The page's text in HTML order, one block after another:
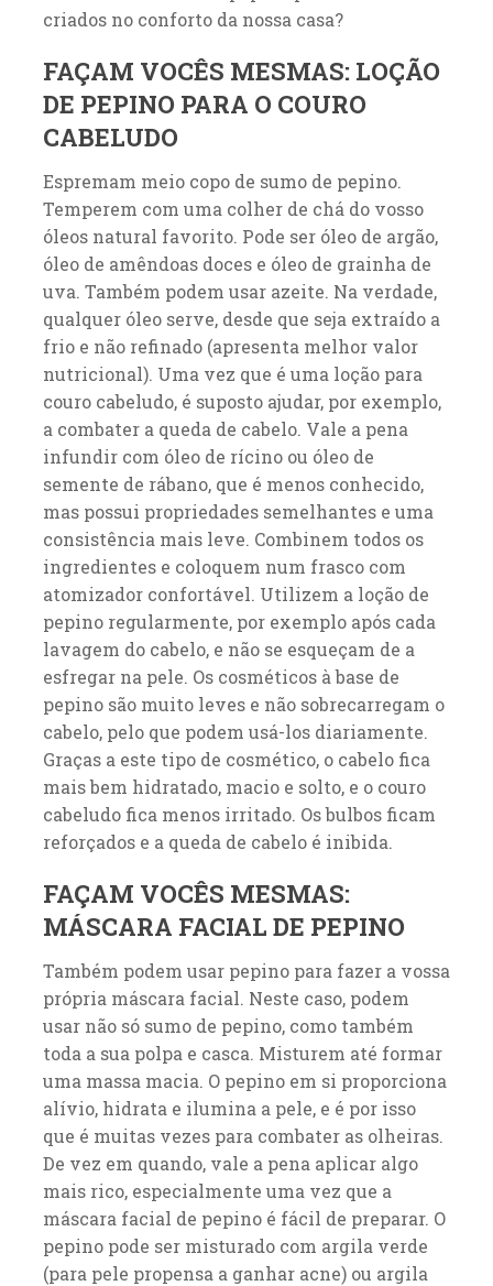
criados no conforto da nossa casa?
FAÇAM VOCÊS MESMAS: LOÇÃO
DE PEPINO PARA O COURO
CABELUDO
Espremam meio copo de sumo de pepino.
Temperem com uma colher de chá do vosso
óleos natural favorito. Pode ser óleo de argão,
óleo de amêndoas doces e óleo de grainha de
uva. Também podem usar azeite. Na verdade,
qualquer óleo serve, desde que seja extraído a
frio e não refinado (apresenta melhor valor
nutricional). Uma vez que é uma loção para
couro cabeludo, é suposto ajudar, por exemplo,
a combater a queda de cabelo. Vale a pena
infundir com óleo de rícino ou óleo de
semente de rábano, que é menos conhecido,
mas possui propriedades semelhantes e uma
consistência mais leve. Combinem todos os
ingredientes e coloquem num frasco com
atomizador confortável. Utilizem a loção de
pepino regularmente, por exemplo após cada
lavagem do cabelo, e não se esqueçam de a
esfregar na pele. Os cosméticos à base de
pepino são muito leves e não sobrecarregam o
cabelo, pelo que podem usá-los diariamente.
Graças a este tipo de cosmético, o cabelo fica
mais bem hidratado, macio e solto, e o couro
cabeludo fica menos irritado. Os bulbos ficam
reforçados e a queda de cabelo é inibida.
FAÇAM VOCÊS MESMAS:
MÁSCARA FACIAL DE PEPINO
Também podem usar pepino para fazer a vossa
própria máscara facial. Neste caso, podem
usar não só sumo de pepino, como também
toda a sua polpa e casca. Misturem até formar
uma massa macia. O pepino em si proporciona
alívio, hidrata e ilumina a pele, e é por isso
que é muitas vezes para combater as olheiras.
De vez em quando, vale a pena aplicar algo
mais rico, especialmente uma vez que a
máscara facial de pepino é fácil de preparar. O
pepino pode ser misturado com argila verde
(para pele propensa a ganhar acne) ou argila